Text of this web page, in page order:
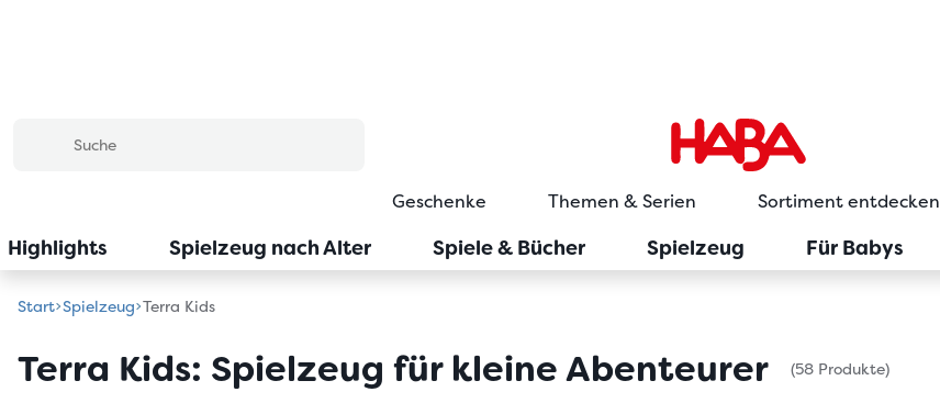
Geschenke Themen & Serien Sortiment entdecken
Highlights Spielzeug nach Alter Spiele & Bücher Spielzeug Für Babys
Start Spielzeug Terra Kids
Terra Kids: Spielzeug für kleine Abenteurer (58 Produkte)